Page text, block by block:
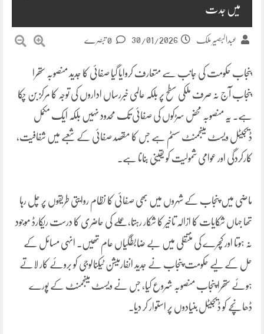
میں جدت
عبدالبصیر ملک 30/01/2026
پنجاب حکومت کی جانب سے متعارف کروایا گیا صفائی کا جدید منصوبہ ستھرا
پنجاب آج نہ صرف ملکی سطح پر بلکہ عالمی خبررساں اداروں کی توجہ کا مرکز بن چکا
ہے۔ یہ منصوبہ محض سڑکوں کی صفائی تک محدود نہیں بلکہ ایک مکمل
ڈیجیٹل ویسٹ مینجمنٹ سسٹم ہے جس کا مقصد صفائی کے شعبے میں شفافیت،
کارکردگی اور عوامی شمولیت کو یقینی بنانا ہے۔
ماضی میں پنجاب کے شہروں میں بھی صفائی کا نظام روایتی طریقوں پر چل رہا
تھا جہاں شکایات کا ازالہ تاخیر کا شکار رہتا، عملے کی حاضری کا درست ریکارڈ موجود
نہ ہوتا اور کچرے کی منتقلی میں بے ضابطگیاں عام تھیں۔ انہی مسائل کے
حل کے لیے حکومت پنجاب نے جدید انفارمیشن ٹیکنالوجی کو بروئے کار لاتے
ہوئے ستھرا پنجاب منصوبہ شروع کیا، جس نے ویسٹ مینجمنٹ کے پورے
ڈھانچے کو ڈیجیٹل بنیادوں پر استوار کر دیا۔